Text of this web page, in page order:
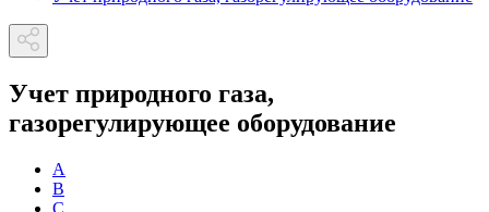
Учет природного газа,
газорегулирующее оборудование
A
B
C